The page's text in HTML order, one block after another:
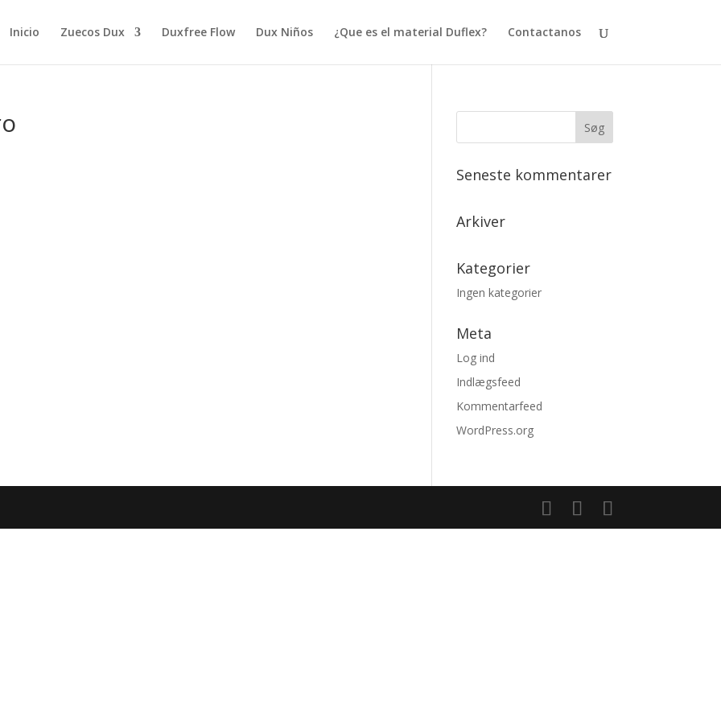
Inicio Zuecos Dux Duxfree Flow Dux Niños ¿Que es el material Duflex? Contactanos
Seneste kommentarer
Arkiver
Kategorier
Ingen kategorier
Meta
Log ind
Indlægsfeed
Kommentarfeed
WordPress.org